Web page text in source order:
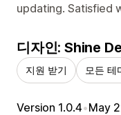
updating. Satisfied
디자인: Shine
지원 받기 모든 테
Version 1.0.4•May